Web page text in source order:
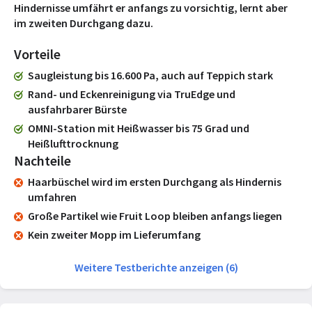
Hindernisse umfährt er anfangs zu vorsichtig, lernt aber
im zweiten Durchgang dazu.
Vorteile
Saugleistung bis 16.600 Pa, auch auf Teppich stark
Rand- und Eckenreinigung via TruEdge und
ausfahrbarer Bürste
OMNI-Station mit Heißwasser bis 75 Grad und
Heißlufttrocknung
Nachteile
Haarbüschel wird im ersten Durchgang als Hindernis
umfahren
Große Partikel wie Fruit Loop bleiben anfangs liegen
Kein zweiter Mopp im Lieferumfang
Weitere Testberichte anzeigen (6)